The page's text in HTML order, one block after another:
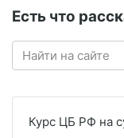
Есть что
Курс ЦБ РФ на